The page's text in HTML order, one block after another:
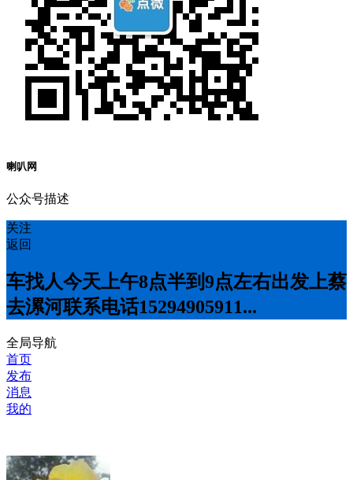
喇叭网
公众号描述
关注
返回
车找人今天上午8点半到9点左右出发上蔡
去漯河联系电话15294905911...
全局导航
首页
发布
消息
我的